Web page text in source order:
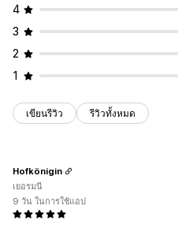
ข้อเสนอรายวัน แฟลชเซลล์ โปร
การกำหนดเป้าหมายทางภูมิศาสตร์
การวิเคราะห์และการรายงาน
การติดตามประสิทธิภาพ
4
3
2
1
เขียนรีวิว รีวิวทั้งหมด
Hofkönigin
เยอรมนี
9 วัน ในการใช้แอป